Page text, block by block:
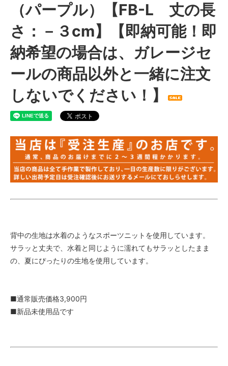
（パープル）【FB-L 丈の長
さ：－３cm】【即納可能！即
納希望の場合は、ガレージセ
ールの商品以外と一緒に注文
しないでください！】
背中の生地は水着のようなスポーツニットを使用しています。
サラッと丈夫で、水着と同じように濡れてもサラッとしたまま
の、夏にぴったりの生地を使用しています。
■通常販売価格3,900円
■新品未使用品です